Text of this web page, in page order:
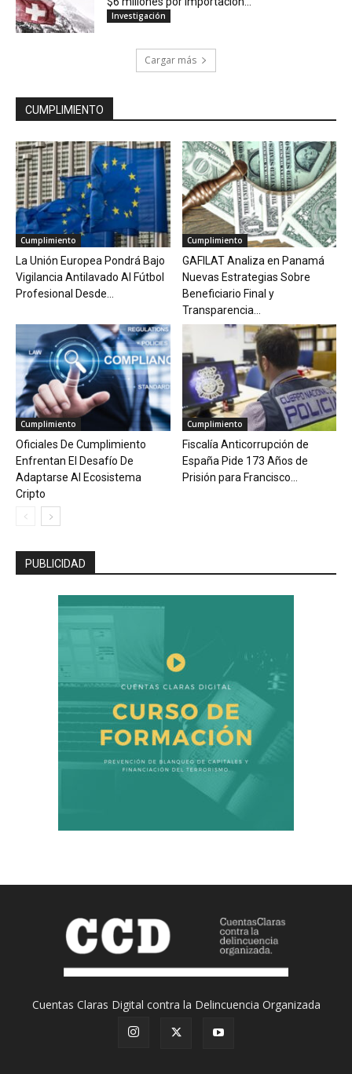
Investigación
Cargar más
CUMPLIMIENTO
Cumplimiento
La Unión Europea Pondrá Bajo
Vigilancia Antilavado Al Fútbol
Profesional Desde...
Cumplimiento
GAFILAT Analiza en Panamá
Nuevas Estrategias Sobre
Beneficiario Final y
Transparencia...
Cumplimiento
Oficiales De Cumplimiento
Enfrentan El Desafío De
Adaptarse Al Ecosistema
Cripto
Cumplimiento
Fiscalía Anticorrupción de
España Pide 173 Años de
Prisión para Francisco...
PUBLICIDAD
Cuentas Claras Digital contra la Delincuencia Organizada